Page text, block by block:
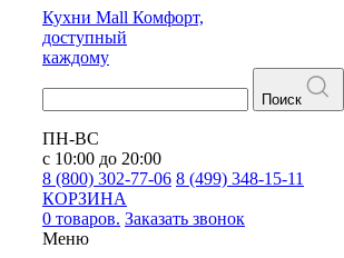
Кухни Mall Комфорт,
доступный
каждому
Поиск
ПН-ВС
с 10:00 до 20:00
8 (800) 302-77-06 8 (499) 348-15-11
КОРЗИНА
0 товаров. Заказать звонок
Меню